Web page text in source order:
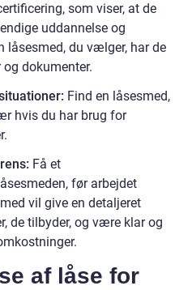
som viser, at de
uddannelse og
låsesmed, du vælger, har de
dokumenter.
Find en låsesmed,
hvis du har brug for
Få et
før arbejdet
vil give en detaljeret
de tilbyder, og være klar og
af låse for